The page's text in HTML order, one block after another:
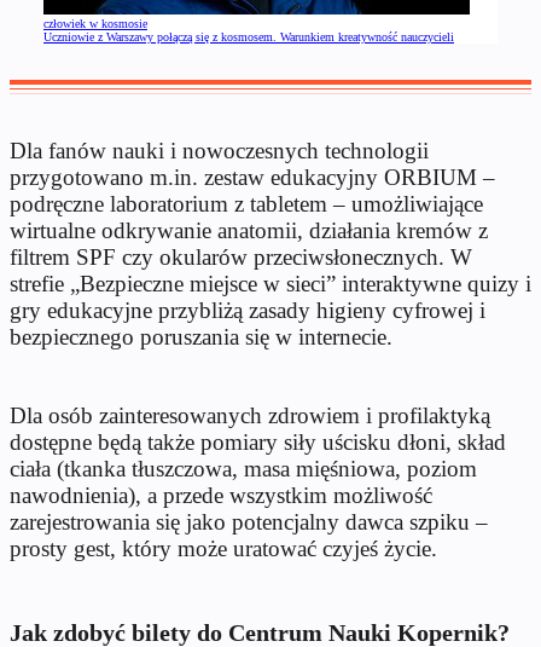
człowiek w kosmosie
Uczniowie z Warszawy połączą się z kosmosem. Warunkiem kreatywność nauczycieli
Dla fanów nauki i nowoczesnych technologii
przygotowano m.in. zestaw edukacyjny ORBIUM –
podręczne laboratorium z tabletem – umożliwiające
wirtualne odkrywanie anatomii, działania kremów z
filtrem SPF czy okularów przeciwsłonecznych. W
strefie „Bezpieczne miejsce w sieci” interaktywne quizy i
gry edukacyjne przybliżą zasady higieny cyfrowej i
bezpiecznego poruszania się w internecie.
Dla osób zainteresowanych zdrowiem i profilaktyką
dostępne będą także pomiary siły uścisku dłoni, skład
ciała (tkanka tłuszczowa, masa mięśniowa, poziom
nawodnienia), a przede wszystkim możliwość
zarejestrowania się jako potencjalny dawca szpiku –
prosty gest, który może uratować czyjeś życie.
Jak zdobyć bilety do Centrum Nauki Kopernik?